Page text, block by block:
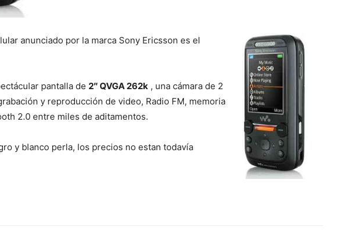
anunciado por la marca Sony Ericsson es el
pantalla de 2″ QVGA 262k , una cámara de 2
y reproducción de video, Radio FM, memoria
2.0 entre miles de aditamentos.
y blanco perla, los precios no estan todavía